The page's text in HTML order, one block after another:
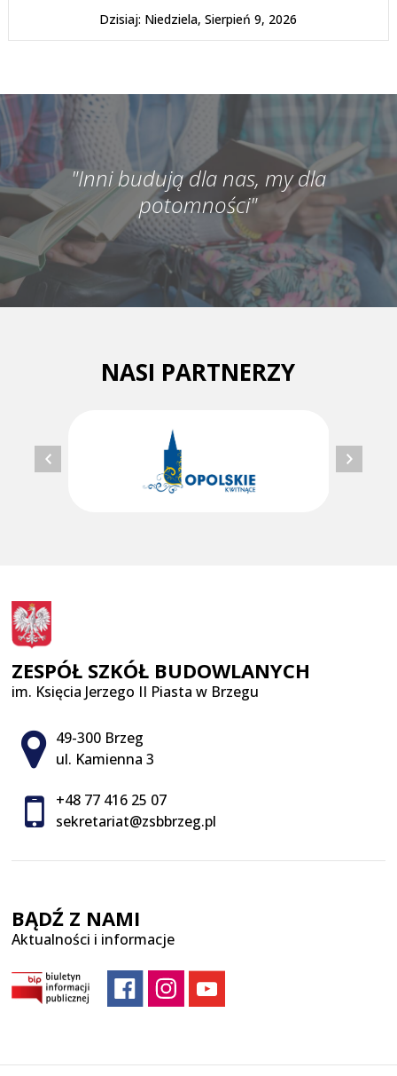
Dzisiaj: Niedziela, Sierpień 9, 2026
"Inni budują dla nas, my dla
potomności"
NASI PARTNERZY
ZESPÓŁ SZKÓŁ BUDOWLANYCH
im. Księcia Jerzego II Piasta w Brzegu
Adres pocztowy:
49-300 Brzeg
ul. Kamienna 3
+48 77 416 25 07
sekretariat@zsbbrzeg.pl
BĄDŹ Z NAMI
Aktualności i informacje